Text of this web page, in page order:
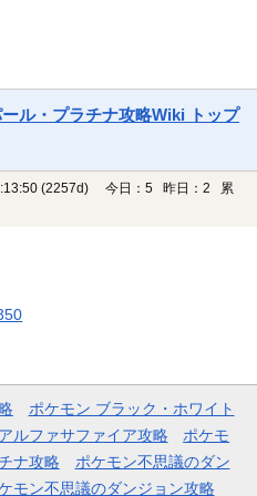
ル・プラチナ攻略Wiki トップ
(2257d)
今日：5 昨日：2 累
ポケモン ブラック・ホワイト
ルファサファイア攻略
ポケモ
ナ攻略
ポケモン不思議のダン
モン不思議のダンジョン攻略